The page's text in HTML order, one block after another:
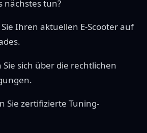
nächstes tun?
Ihren aktuellen E-Scooter auf
sich über die rechtlichen
Sie zertifizierte Tuning-